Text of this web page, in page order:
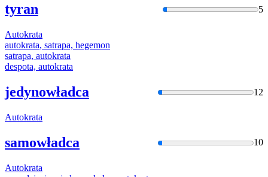
tyran 5
Autokrata
autokrata, satrapa, hegemon
satrapa, autokrata
despota, autokrata
jedynowładca 12
Autokrata
samowładca 10
Autokrata